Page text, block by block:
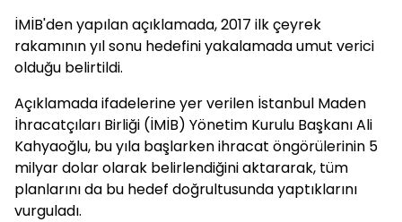
İMİB'den yapılan açıklamada, 2017 ilk çeyrek
rakamının yıl sonu hedefini yakalamada umut verici
olduğu belirtildi.
Açıklamada ifadelerine yer verilen İstanbul Maden
İhracatçıları Birliği (İMİB) Yönetim Kurulu Başkanı Ali
Kahyaoğlu, bu yıla başlarken ihracat öngörülerinin 5
milyar dolar olarak belirlendiğini aktararak, tüm
planlarını da bu hedef doğrultusunda yaptıklarını
vurguladı.